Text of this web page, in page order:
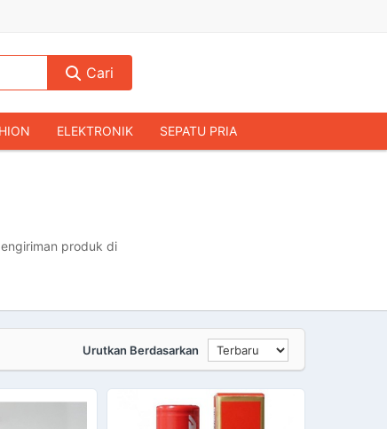
Cari
ELEKTRONIK SEPATU PRIA
KOMPUTER & AKSESORIS
produk di
Urutkan Berdasarkan